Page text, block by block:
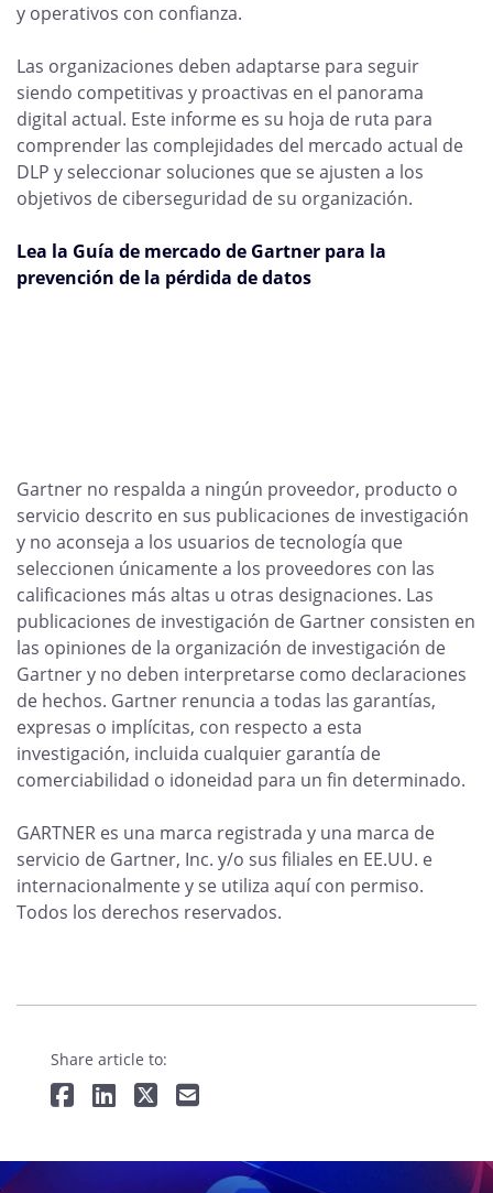
y operativos con confianza.
Las organizaciones deben adaptarse para seguir
siendo competitivas y proactivas en el panorama
digital actual. Este informe es su hoja de ruta para
comprender las complejidades del mercado actual de
DLP y seleccionar soluciones que se ajusten a los
objetivos de ciberseguridad de su organización.
Lea la Guía de mercado de Gartner para la
prevención de la pérdida de datos
Gartner no respalda a ningún proveedor, producto o
servicio descrito en sus publicaciones de investigación
y no aconseja a los usuarios de tecnología que
seleccionen únicamente a los proveedores con las
calificaciones más altas u otras designaciones. Las
publicaciones de investigación de Gartner consisten en
las opiniones de la organización de investigación de
Gartner y no deben interpretarse como declaraciones
de hechos. Gartner renuncia a todas las garantías,
expresas o implícitas, con respecto a esta
investigación, incluida cualquier garantía de
comerciabilidad o idoneidad para un fin determinado.
GARTNER es una marca registrada y una marca de
servicio de Gartner, Inc. y/o sus filiales en EE.UU. e
internacionalmente y se utiliza aquí con permiso.
Todos los derechos reservados.
Share article to: